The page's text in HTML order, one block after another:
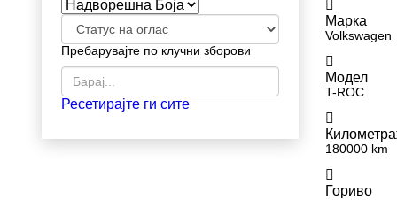
Пребарувајте по клучни зборови
Ресетирајте ги сите
Марка
Volkswagen
Модел
T-ROC
180000 km
Гориво